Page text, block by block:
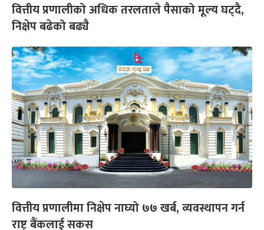
वित्तीय प्रणालीको अधिक तरलताले पैसाको मूल्य घट्दै,
निक्षेप बढेको बढ्यै
वित्तीय प्रणालीमा निक्षेप नाघ्यो ७७ खर्ब, व्यवस्थापन गर्न
राष्ट्र बैंकलाई सकस